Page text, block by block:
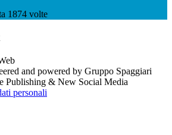
1874 volte
and powered by Gruppo Spaggiari
Publishing & New Social Media
personali